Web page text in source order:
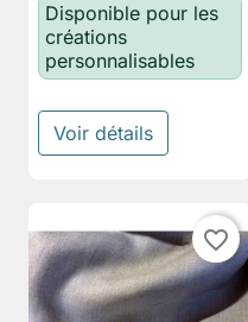
Disponible pour les
créations
personnalisables
Voir détails
favorite_border